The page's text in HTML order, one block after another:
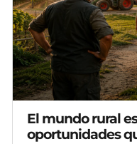
El mundo rural
oportunidades